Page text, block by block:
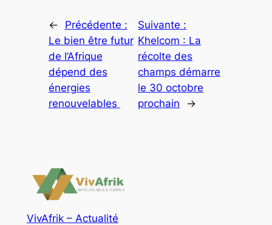
←
Précédente :
Le bien être futur
de l’Afrique
dépend des
énergies
renouvelables
Suivante :
Khelcom : La
récolte des
champs démarre
le 30 octobre
prochain
→
VivAfrik – Actualité